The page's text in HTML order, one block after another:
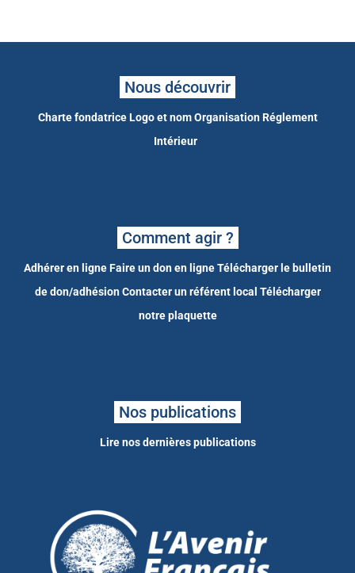
Nous découvrir
Charte fondatrice Logo et nom Organisation Réglement
Intérieur
Comment agir ?
Adhérer en ligneFaire un don en ligneTélécharger le bulletin
de don/adhésion Contacter un référent local Télécharger
notre plaquette
Nos publications
Lire nos dernières publications